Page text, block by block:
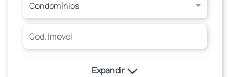
Condomínios
Expandir